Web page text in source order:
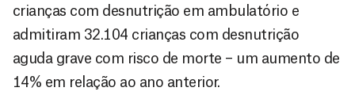
crianças com desnutrição em ambulatório e
admitiram 32.104 crianças com desnutrição
aguda grave com risco de morte – um aumento de
14% em relação ao ano anterior.